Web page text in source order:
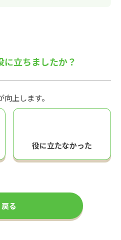
に立ちましたか？
上します。
役に立たなかった
戻る